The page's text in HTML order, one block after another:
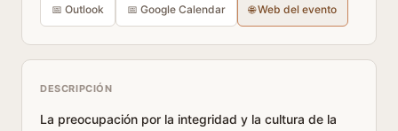
📅 Outlook 📅 Google Calendar 🌐 Web del evento
DESCRIPCIÓN
La preocupación por la integridad y la cultura de la